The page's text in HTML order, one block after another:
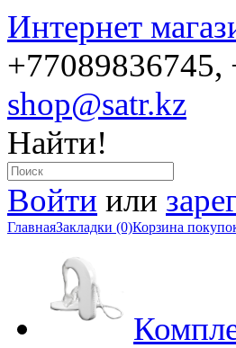
Интернет
+77089836745,
shop@satr.kz
Найти!
Войти или
ГлавнаяЗакладки (0)Корзина